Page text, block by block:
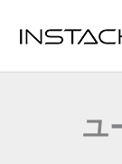
ユ